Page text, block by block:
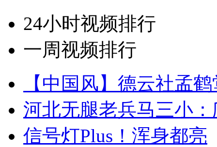
24小时视频排行
一周视频排行
【中国风】德云社孟
河北无腿老兵马三小
信号灯Plus！浑身都亮